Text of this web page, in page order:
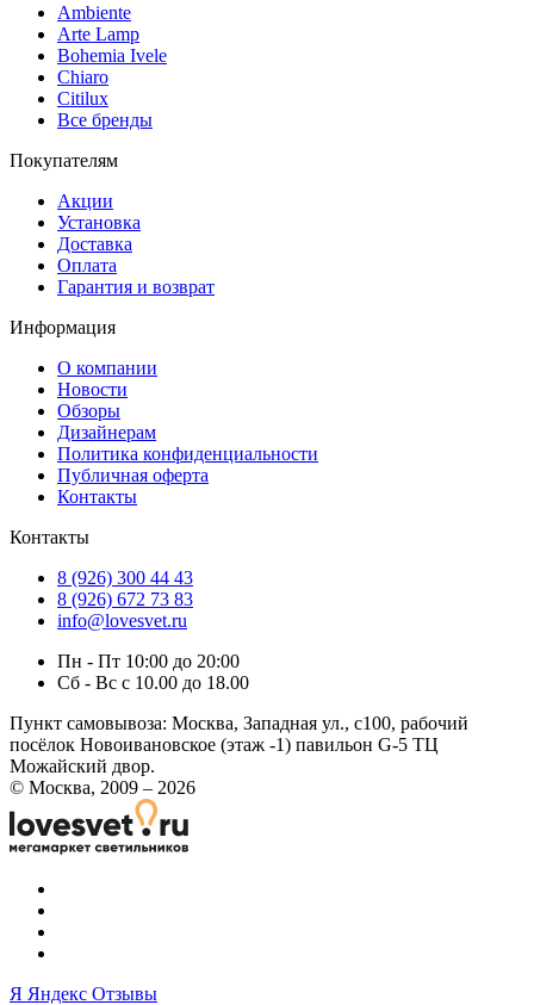
Ambiente
Arte Lamp
Bohemia Ivele
Chiaro
Citilux
Все бренды
Покупателям
Акции
Установка
Доставка
Оплата
Гарантия и возврат
Информация
О компании
Новости
Обзоры
Дизайнерам
Политика конфиденциальности
Публичная оферта
Контакты
Контакты
8 (926) 300 44 43
8 (926) 672 73 83
info@lovesvet.ru
Пн - Пт 10:00 до 20:00
Сб - Вс с 10.00 до 18.00
Пункт самовывоза: Москва, Западная ул., с100, рабочий
посёлок Новоивановское (этаж -1) павильон G-5 ТЦ
Можайский двор.
© Москва, 2009 – 2026
Я Яндекс Отзывы